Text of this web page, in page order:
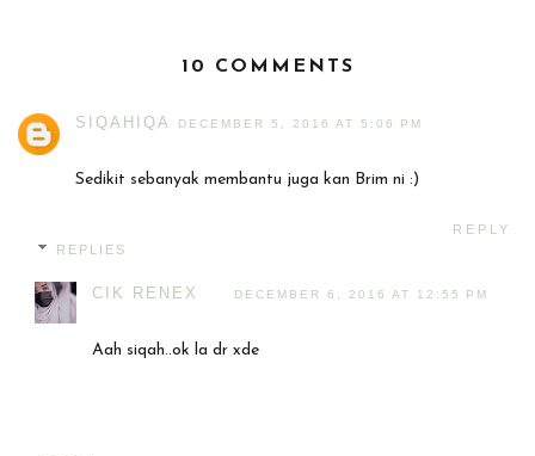
10 COMMENTS
SIQAHIQA DECEMBER 5, 2016 AT 5:06 PM
Sedikit sebanyak membantu juga kan Brim ni :)
REPLY
REPLIES
CIK RENEX DECEMBER 6, 2016 AT 12:55 PM
Aah siqah..ok la dr xde